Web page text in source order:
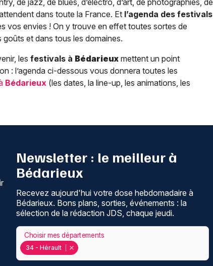
dans toute la France. Et l’agenda des festivals
vos envies ! On y trouve en effet toutes sortes de
et dans tous les domaines.
les festivals à Bédarieux mettent un point
: l’agenda ci-dessous vous donnera toutes les
Bédarieux (les dates, la line-up, les animations, les
Newsletter : le meilleur à
Bédarieux
Recevez aujourd'hui votre dose hebdomadaire à
Bédarieux. Bons plans, sorties, événements : la
sélection de la rédaction JDS, chaque jeudi.
34 - Hérault
Choisir mes départements